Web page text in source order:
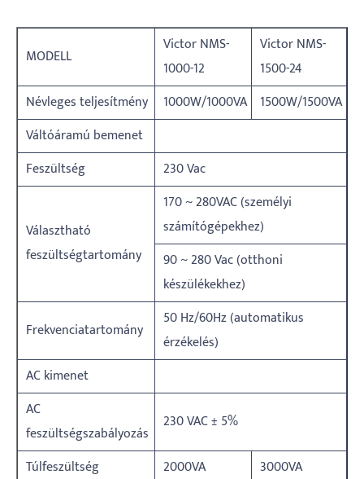
MODELL
Victor NMS-
1000-12
Victor NMS-
1500-24
Névleges teljesítmény
1000W/1000VA
1500W/1500VA
Váltóáramú bemenet
Feszültség
230 Vac
Választható
feszültségtartomány
170 ~ 280VAC (személyi
számítógépekhez)
90 ~ 280 Vac (otthoni
készülékekhez)
Frekvenciatartomány
50 Hz/60Hz (automatikus
érzékelés)
AC kimenet
AC
feszültségszabályozás
230 VAC ± 5%
Túlfeszültség 2000VA
3000VA